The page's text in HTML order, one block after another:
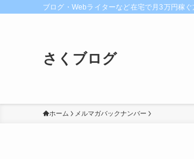
ブログ・Webライターなど在宅で月3万円稼
さくブログ
ホーム メルマガバックナンバー